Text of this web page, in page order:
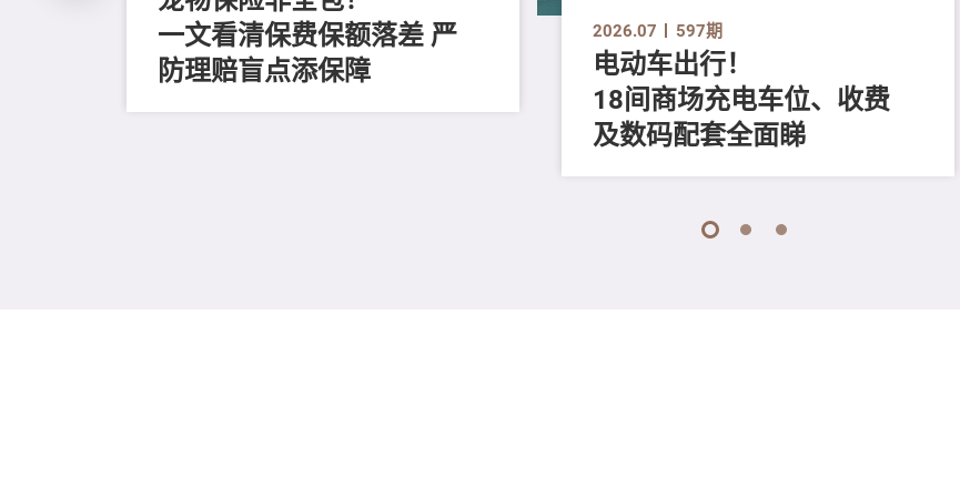
一文看清保费保额落差 严
防理赔盲点添保障
2026.07 597期
电动车出行！
18间商场充电车位、收费
及数码配套全面睇
1 2 3